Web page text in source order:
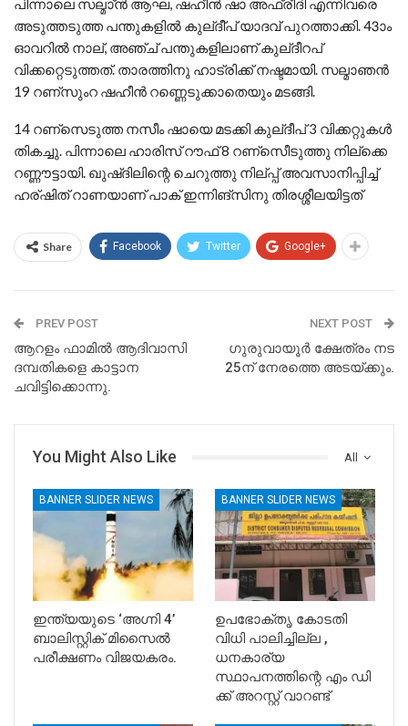
പിന്നാലെ സല്മാ്ന്‍ ആഘ, ഷഹീന്‍ ഷാ അഫ്രീദി എന്നിവരെ
അടുത്തടുത്ത പന്തുകളില്‍ കുല്ദീ്പ് യാദവ് പുറത്താക്കി. 43ാം
ഓവറില്‍ നാല്, അഞ്ച് പന്തുകളിലാണ് കുല്ദീറപ്
വിക്കറ്റെടുത്തത്. താരത്തിനു ഹാട്രിക്ക് നഷ്ടമായി. സല്മാഞന്‍
19 റണ്സുംറ ഷഹീന്‍ റണ്ണെടുക്കാതെയും മടങ്ങി.
14 റണ്സെടുത്ത നസീം ഷായെ മടക്കി കുല്ദീപ് 3 വിക്കറ്റുകള്‍
തികച്ചു. പിന്നാലെ ഹാരിസ് റൗഫ് 8 റണ്സെീടുത്തു നില്ക്കെ
റണ്ണൗട്ടായി. ഖുഷ്ദിലിന്റെ ചെറുത്തു നില്പ്പ് അവസാനിപ്പിച്ച്
ഹര്ഷിത് റാണയാണ് പാക് ഇന്നിങ്സിനു തിരശ്ശീലയിട്ടത്
Share Facebook Twitter Google+
PREV POST
ആറളം ഫാമില്‍ ആദിവാസി
ദമ്പതികളെ കാട്ടാന
ചവിട്ടിക്കൊന്നു.
NEXT POST
ഗുരുവായൂർ ക്ഷേത്രം നട
25ന് നേരത്തെ അടയ്ക്കും.
All
You Might Also Like
BANNER SLIDER NEWS
ഇന്ത്യയുടെ ‘അഗ്നി 4’
ബാലിസ്റ്റിക് മിസൈൽ
പരീക്ഷണം വിജയകരം.
BANNER SLIDER NEWS
ഉപഭോക്തൃ കോടതി
വിധി പാലിച്ചില്ല ,
ധനകാര്യ
സ്ഥാപനത്തിന്റെ എം ഡി
ക്ക് അറസ്റ്റ് വാറണ്ട്